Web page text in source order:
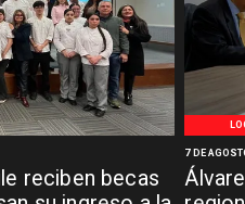
reciben becas
7 DE